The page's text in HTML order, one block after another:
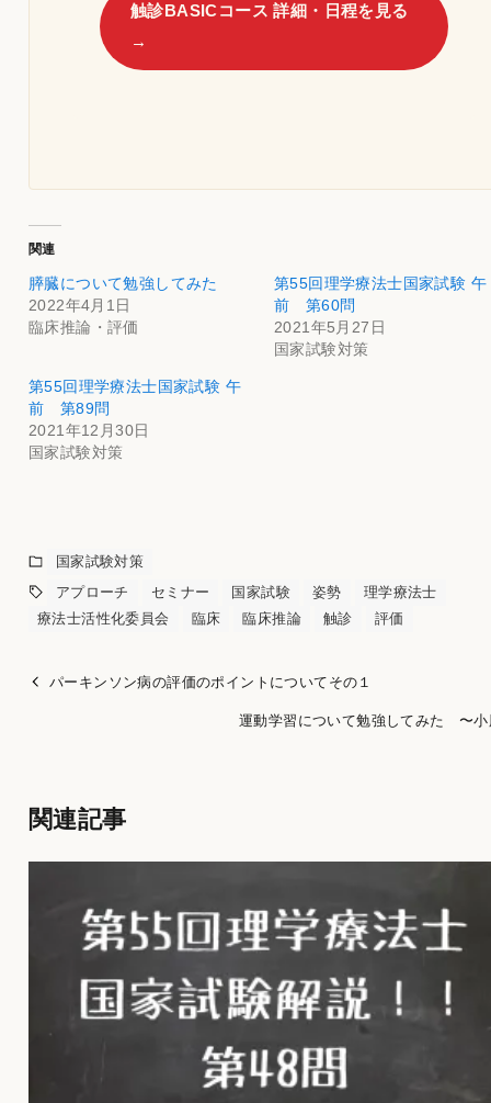
触診BASICコース 詳細・日程を見る
→
関連
膵臓について勉強してみた
2022年4月1日
臨床推論・評価
第55回理学療法士国家試験 午
前 第60問
2021年5月27日
国家試験対策
第55回理学療法士国家試験 午
前 第89問
2021年12月30日
国家試験対策
国家試験対策
アプローチ
セミナー 国家試験 姿勢
理学療法士
療法士活性化委員会
臨床 臨床推論 触診 評価
パーキンソン病の評価のポイントについてその１
運動学習について勉強してみた 〜小
関連記事